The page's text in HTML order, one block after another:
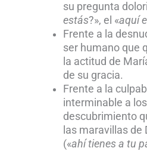
su pregunta
estás?», el «aquí
Frente a la
ser humano que
la actitud de
de su gracia.
Frente a la
interminable a
descubrimiento
las maravillas de
(«ahí tienes a tu